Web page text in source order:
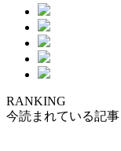
RANKING
今読まれている記事